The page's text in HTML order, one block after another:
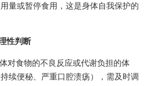
量或暂停食用，这是身体自我保护的
性判断
对食物的不良反应或代谢负担的体
续便秘、严重口腔溃疡），需及时调